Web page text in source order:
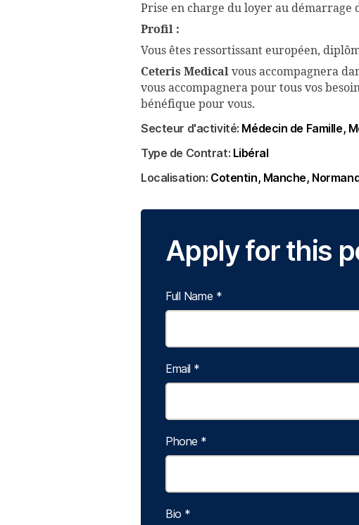
Prise en charge du loyer au démarrage
Profil :
Vous êtes ressortissant européen,
Ceteris Medical vous accompagnera
vous accompagnera pour tous vos
bénéfique pour vous.
Secteur d'activité: Médecin de Famille
Type de Contrat: Libéral
Localisation: Cotentin Manche
Apply for this
Full Name *
Email *
Phone *
Bio *